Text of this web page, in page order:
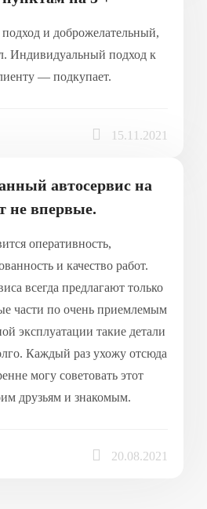
и доброжелательный,
Индивидуальный подход к
— подкупает.
15.11.2021
автосервис на
не впервые.
оперативность,
и качество работ.
всегда предлагают только
части по очень приемлемым
эксплуатации такие детали
Каждый раз ухожу отсюда
могу советовать этот
друзьям и знакомым.
20.08.2021